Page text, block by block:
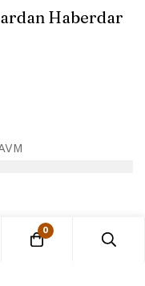
Haberdar
0